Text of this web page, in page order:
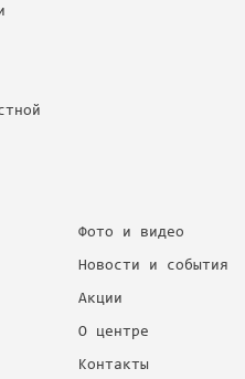
Фото и видео
Новости и события
Акции
О центре
Контакты